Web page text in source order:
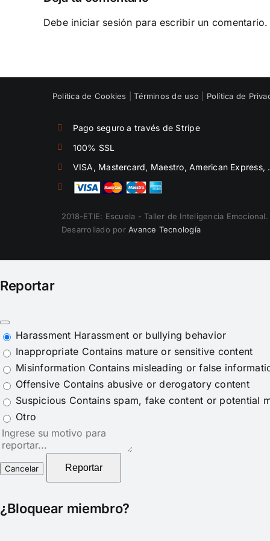
Debe iniciar sesión para escribir un comentario.
Política de Cookies |Términos de uso Política de
Pago seguro a través de Stripe
100% SSL
VISA, Mastercard, Maestro, American Express,
2018-ETIE: Escuela - Taller de Inteligencia Emocional.
Desarrollado porAvance Tecnología
Reportar
Harassment Harassment or bullying behavior
Inappropriate Contains mature or sensitive content
Misinformation Contains misleading or false
Offensive Contains abusive or derogatory content
Suspicious Contains spam, fake content or potential
Otro
Nota
del
reporte
Reportar
¿Bloquear miembro?